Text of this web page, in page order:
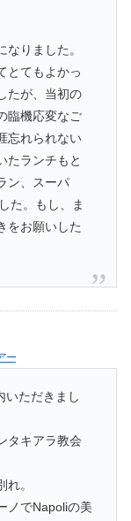
りました。
とてもよかっ
たが、当初の
臨機応変なご
忘れられない
たランチもと
ン、スーパ
た。もし、ま
をお願いした
ー
いただきまし
タキアラ教会
。
ノでNapoliの美